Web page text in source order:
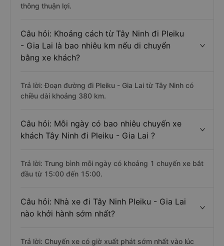
thông thuận lợi.
Câu hỏi: Khoảng cách từ Tây Ninh đi Pleiku
- Gia Lai là bao nhiêu km nếu di chuyển
bằng xe khách?
Trả lời: Đoạn đường đi Pleiku - Gia Lai từ Tây Ninh có
chiều dài khoảng 380 km.
Câu hỏi: Mỗi ngày có bao nhiêu chuyến xe
khách Tây Ninh đi Pleiku - Gia Lai ?
Trả lời: Trung bình mỗi ngày có khoảng 1 chuyến xe bắt
đầu từ 15:00 đến 15:00.
Câu hỏi: Nhà xe đi Tây Ninh Pleiku - Gia Lai
nào khởi hành sớm nhất?
Trả lời: Chuyến xe có giờ xuất phát sớm nhất vào lúc